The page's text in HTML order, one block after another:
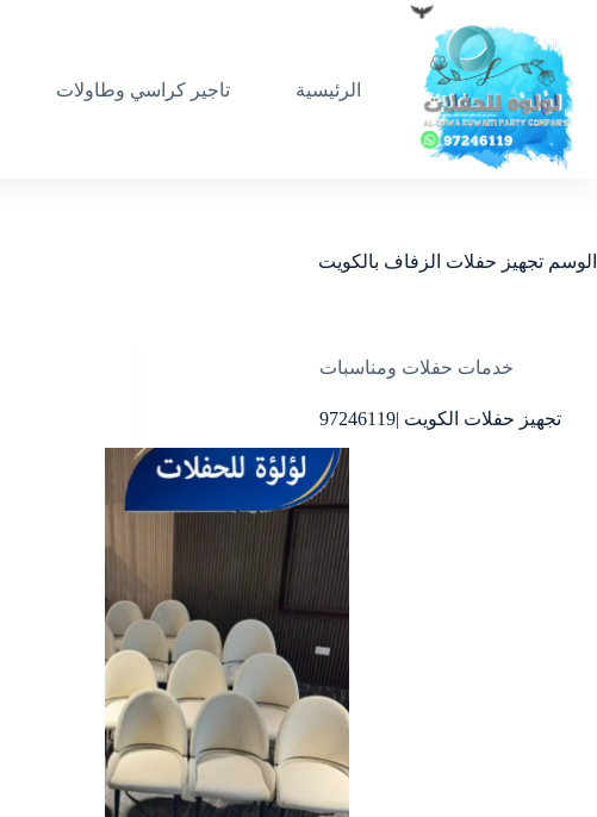
المحتوى
الرئيسية
تاجير كراسي وطاولات
الوسم تجهيز حفلات الزفاف بالكويت
خدمات حفلات ومناسبات
تجهيز حفلات الكويت |97246119